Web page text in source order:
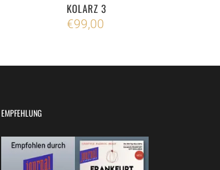
KOLARZ 3
€99,00
EMPFEHLUNG